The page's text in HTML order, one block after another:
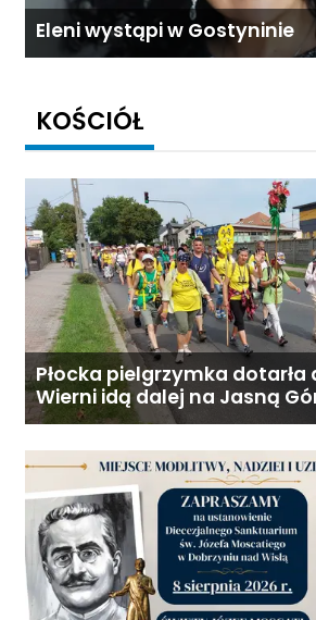
Eleni wystąpi w Gostyninie
KOŚCIÓŁ
Płocka pielgrzymka
Wierni idą dalej na Jasną